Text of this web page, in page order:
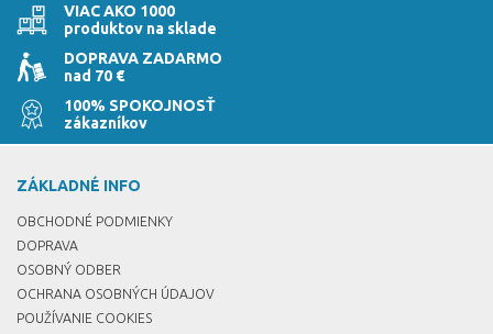
VIAC AKO 1000
produktov na sklade
DOPRAVA ZADARMO
nad 70 €
100% SPOKOJNOSŤ
zákazníkov
ZÁKLADNÉ INFO
OBCHODNÉ PODMIENKY
DOPRAVA
OSOBNÝ ODBER
OCHRANA OSOBNÝCH ÚDAJOV
POUŽÍVANIE COOKIES